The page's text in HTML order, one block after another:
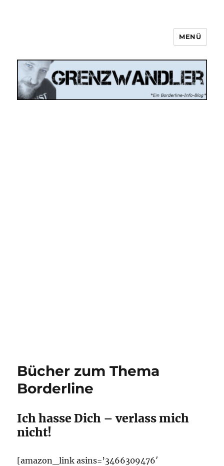
MENÜ
Bücher zum Thema
Borderline
Ich hasse Dich – verlass mich
nicht!
[amazon_link asins=’3466309476′